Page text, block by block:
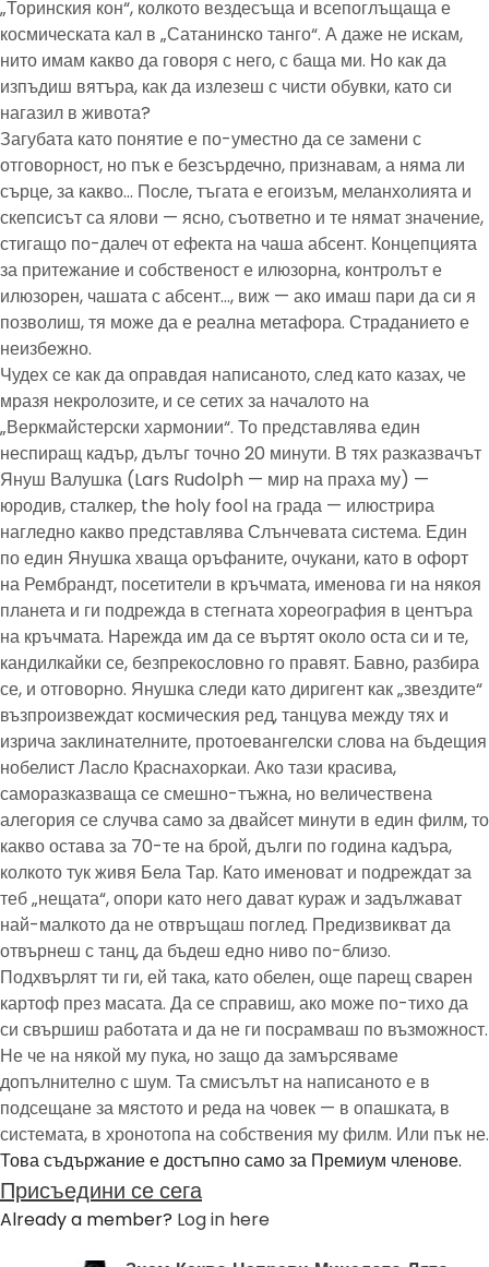
„Торинския кон“, колкото вездесъща и всепоглъщаща е
космическата кал в „Сатанинско танго“. А даже не искам,
нито имам какво да говоря с него, с баща ми. Но как да
изпъдиш вятъра, как да излезеш с чисти обувки, като си
нагазил в живота?
Загубата като понятие е по-уместно да се замени с
отговорност, но пък е безсърдечно, признавам, а няма ли
сърце, за какво… После, тъгата е егоизъм, меланхолията и
скепсисът са ялови — ясно, съответно и те нямат значение,
стигащо по-далеч от ефекта на чаша абсент. Концепцията
за притежание и собственост е илюзорна, контролът е
илюзорен, чашата с абсент…, виж — ако имаш пари да си я
позволиш, тя може да е реална метафора. Страданието е
неизбежно.
Чудех се как да оправдая написаното, след като казах, че
мразя некролозите, и се сетих за началото на
„Веркмайстерски хармонии“. То представлява един
неспиращ кадър, дълъг точно 20 минути. В тях разказвачът
Януш Валушка (Lars Rudolph — мир на праха му) —
юродив, сталкер, the holy fool на града — илюстрира
нагледно какво представлява Слънчевата система. Един
по един Янушка хваща оръфаните, очукани, като в офорт
на Рембрандт, посетители в кръчмата, именова ги на някоя
планета и ги подрежда в стегната хореография в центъра
на кръчмата. Нарежда им да се въртят около оста си и те,
кандилкайки се, безпрекословно го правят. Бавно, разбира
се, и отговорно. Янушка следи като диригент как „звездите“
възпроизвеждат космическия ред, танцува между тях и
изрича заклинателните, протоевангелски слова на бъдещия
нобелист Ласло Краснахоркаи. Ако тази красива,
саморазказваща се смешно-тъжна, но величествена
алегория се случва само за двайсет минути в един филм, то
какво остава за 70-те на брой, дълги по година кадъра,
колкото тук живя Бела Тар. Като именоват и подреждат за
теб „нещата“, опори като него дават кураж и задължават
най-малкото да не отвръщаш поглед. Предизвикват да
отвърнеш с танц, да бъдеш едно ниво по-близо.
Подхвърлят ти ги, ей така, като обелен, още парещ сварен
картоф през масата. Да се справиш, ако може по-тихо да
си свършиш работата и да не ги посрамваш по възможност.
Не че на някой му пука, но защо да замърсяваме
допълнително с шум. Та смисълът на написаното е в
подсещане за мястото и реда на човек — в опашката, в
системата, в хронотопа на собствения му филм. Или пък не.
Това съдържание е достъпно само за Премиум членове.
Присъедини се сега
Already a member? Log in here